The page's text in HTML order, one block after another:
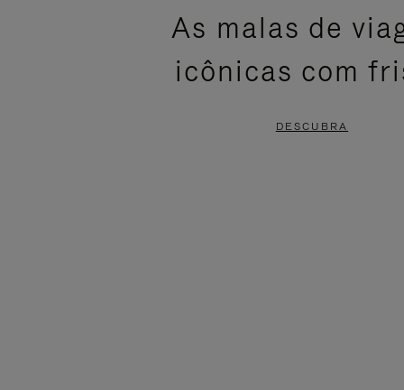
PAUSADO,
PRESSIONE
SOM.As malas de
icônicas com
DESCUBRA